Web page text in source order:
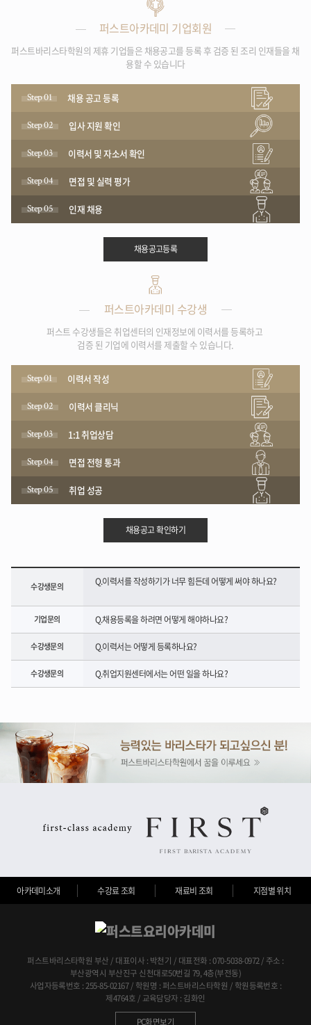
퍼스트아카데미 기업회원
퍼스트바리스타학원의 제휴 기업들은 채용공고를 등록 후 검증 된 조리 인재들을 채
용할 수 있습니다
Step 01 채용 공고 등록
Step 02 입사 지원 확인
Step 03 이력서 및 자소서 확인
Step 04 면접 및 실력 평가
Step 05 인재 채용
채용공고등록
퍼스트아카데미 수강생
퍼스트 수강생들은 취업센터의 인재정보에 이력서를 등록하고
검증 된 기업에 이력서를 제출할 수 있습니다.
Step 01 이력서 작성
Step 02 이력서 클리닉
Step 03 1:1 취업상담
Step 04 면접 전형 통과
Step 05 취업 성공
채용공고 확인하기
수강생문의 Q.이력서를 작성하기가 너무 힘든데 어떻게 써야 하나요?
기업문의 Q.채용등록을 하려면 어떻게 해야하나요?
수강생문의 Q.이력서는 어떻게 등록하나요?
수강생문의 Q.취업지원센터에서는 어떤 일을 하나요?
아카데미소개 수강료 조회 재료비 조회 지점별 위치
퍼스트바리스타학원 부산 / 대표이사 : 박천기 / 대표전화 : 070-5038-0972 / 주소 :
부산광역시 부산진구 신천대로50번길 79, 4층(부전동)
사업자등록번호 : 255-85-02167 / 학원명 : 퍼스트바리스타학원 / 학원등록번호 :
제4764호 / 교육담당자 : 김화인
PC화면보기